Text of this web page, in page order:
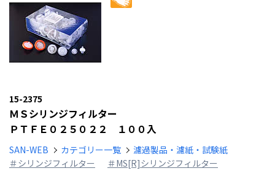
15-2375
ＭＳシリンジフィルター
ＰＴＦＥ０２５０２２ １００入
SAN-WEB カテゴリー一覧
濾過製品・濾紙・試験紙
＃シリンジフィルター
＃MS[R]シリンジフィルター